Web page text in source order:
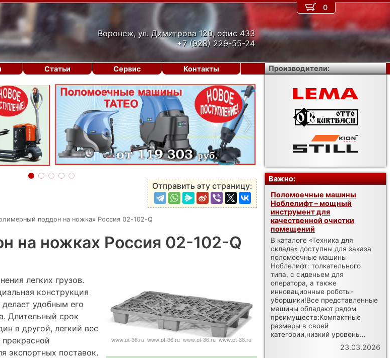
Воронеж, ул. Димитрова 120, офис 433
+7 (928) 229-55-24
›
Отправить эту страницу:
поддон на ножках Россия 02-102-Q
на ножках Россия 02-102-Q
легких грузов.
конструкция
удобным его
Длительный срок
в другой, легкий вес
экспортных поставок.
0
Статьи Сервис Контакты Производители:
Важно:
Поломоечные машины
Ноблелифт – мощный
инструмент для
качественной очистки
помещений
В каталоге «Техника для
склада» доступны для заказа
поломоечные машины
Ноблелифт: толкательного
типа, с сиденьем для
оператора, а также
инновационные роботы-
уборщики!Все представленные
машины обладают рядом
преимуществ:Компактные
размеры в своей
категории,низкий уровень...
23.03.2026